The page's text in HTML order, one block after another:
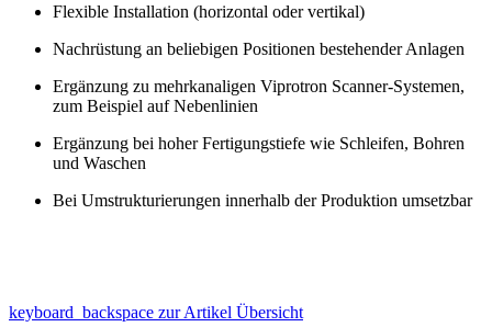
Flexible Installation (horizontal oder vertikal)
Nachrüstung an beliebigen Positionen bestehender Anlagen
Ergänzung zu mehrkanaligen Viprotron Scanner-Systemen,
zum Beispiel auf Nebenlinien
Ergänzung bei hoher Fertigungstiefe wie Schleifen, Bohren
und Waschen
Bei Umstrukturierungen innerhalb der Produktion umsetzbar
keyboard_backspace zur Artikel Übersicht